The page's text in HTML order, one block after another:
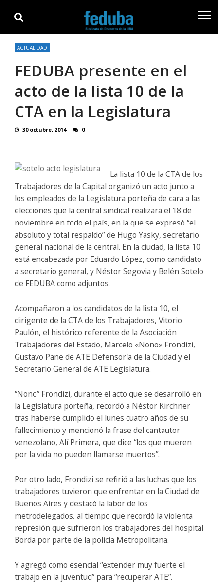
navigation
content
ACTUALIDAD
FEDUBA presente en el
acto de la lista 10 de la
CTA en la Legislatura
30 octubre, 2014 0
La lista 10 de la CTA de los
Trabajadores de la Capital organizó un acto junto a
los empleados de la Legislatura porteña de cara a las
elecciones que la central sindical realizará el 18 de
noviembre en todo el país, en la que se expresó “el
absoluto y total respaldo” de Hugo Yasky, secretario
general nacional de la central. En la ciudad, la lista 10
está encabezada por Eduardo López, como candidato
a secretario general, y Néstor Segovia y Belén Sotelo
de FEDUBA como adjuntos.
Acompañaron a los candidatos de la lista 10, el
dirigente de la CTA de los Trabajadores, Vitorio
Paulón, el histórico referente de la Asociación
Trabajadores del Estado, Marcelo «Nono» Frondizi,
Gustavo Pane de ATE Defensoría de la Ciudad y el
Secretario General de ATE Legislatura.
“Nono” Frondizi, durante el acto que se desarrolló en
la Legislatura porteña, recordó a Néstor Kirchner
tras haberse cumplido el lunes cuatro años de su
fallecimiento y mencionó la frase del cantautor
venezolano, Alí Primera, que dice “los que mueren
por la vida no pueden llamarse muertos”.
Por otro lado, Frondizi se refirió a las luchas que los
trabajadores tuvieron que enfrentar en la Ciudad de
Buenos Aires y destacó la labor de los
metrodelegados, al tiempo que recordó la violenta
represión que sufrieron los trabajadores del hospital
Borda por parte de la policía Metropolitana.
Y agregó como esencial “extender muy fuerte el
trabajo en la juventud” para “recuperar ATE”.